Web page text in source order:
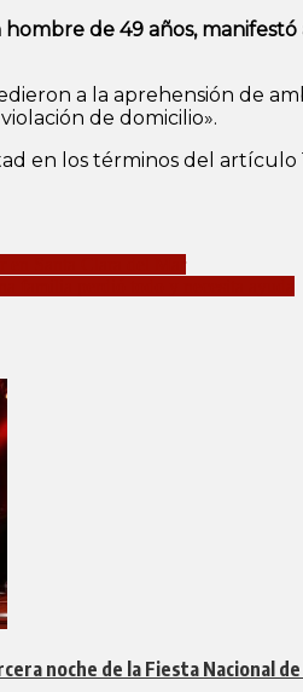
de 49 años,
a la aprehensión de
de domicilio».
en los términos del artículo
noche de la Fiesta Nacional